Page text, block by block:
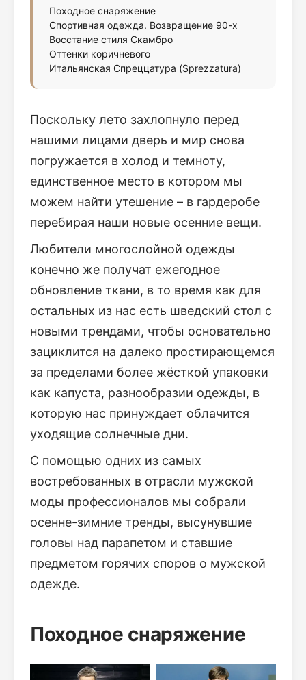
Походное снаряжение
Спортивная одежда. Возвращение 90-х
Восстание стиля Скамбро
Оттенки коричневого
Итальянская Спреццатура (Sprezzatura)
Поскольку лето захлопнуло перед
нашими лицами дверь и мир снова
погружается в холод и темноту,
единственное место в котором мы
можем найти утешение – в гардеробе
перебирая наши новые осенние вещи.
Любители многослойной одежды
конечно же получат ежегодное
обновление ткани, в то время как для
остальных из нас есть шведский стол с
новыми трендами, чтобы основательно
зациклится на далеко простирающемся
за пределами более жёсткой упаковки
как капуста, разнообразии одежды, в
которую нас принуждает облачится
уходящие солнечные дни.
С помощью одних из самых
востребованных в отрасли мужской
моды профессионалов мы собрали
осенне-зимние тренды, высунувшие
головы над парапетом и ставшие
предметом горячих споров о мужской
одежде.
Походное снаряжение